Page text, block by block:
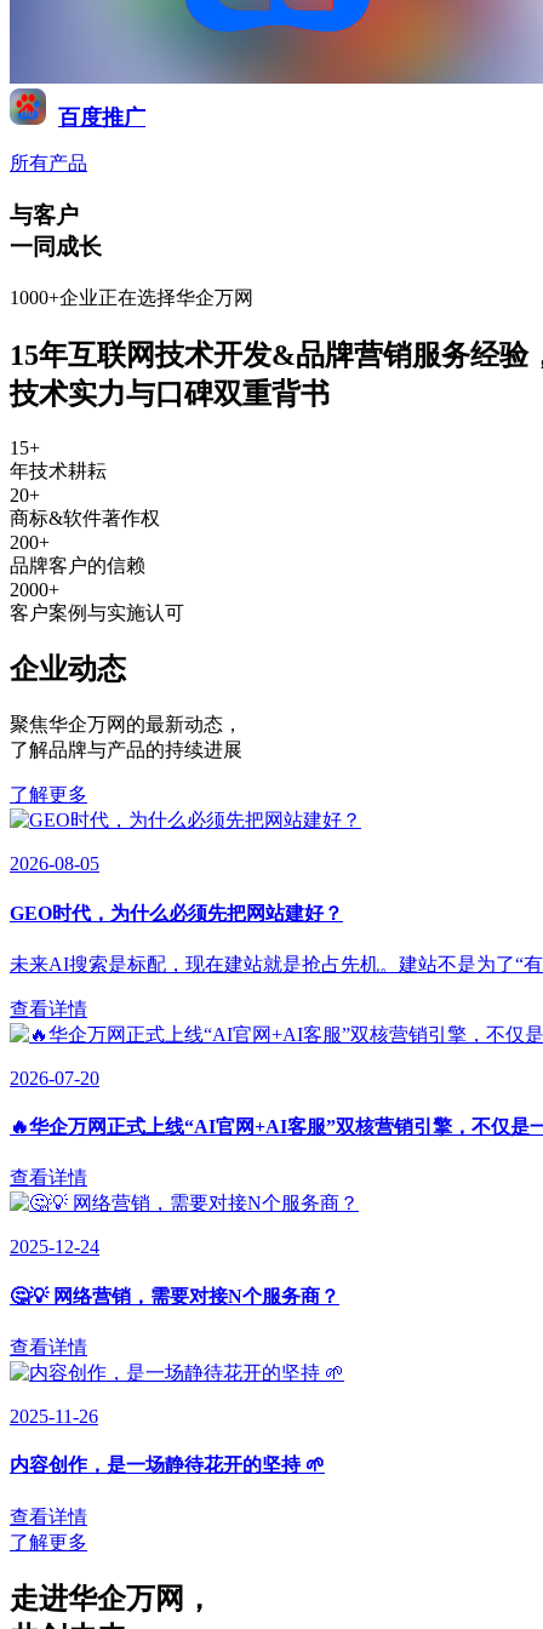
百度推广
所有产品
与客户
一同成长
1000+企业正在选择华企万网
15年互联网技术开发&品牌营销服务经验
技术实力与口碑双重背书
15+
年技术耕耘
20+
商标&软件著作权
200+
品牌客户的信赖
2000+
客户案例与实施认可
企业动态
聚焦华企万网的最新动态 ，
了解品牌与产品的持续进展
了解更多
2026-08-05
GEO时代，为什么必须先把网站建好？
未来AI搜索是标配，现在建站就是抢占先机。建站不是为了“
查看详情
2026-07-20
🔥华企万网正式上线“AI官网+AI客服”双核营销引擎，不仅是
查看详情
2025-12-24
🤔💡 网络营销，需要对接N个服务商？
查看详情
2025-11-26
内容创作，是一场静待花开的坚持 🌱
查看详情
了解更多
走进华企万网 ，